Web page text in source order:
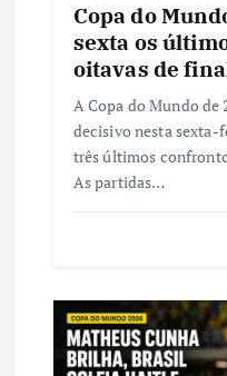
Copa do
sexta os
oitavas de
A Copa do Mundo de
decisivo nesta sexta-
três últimos
As partidas…